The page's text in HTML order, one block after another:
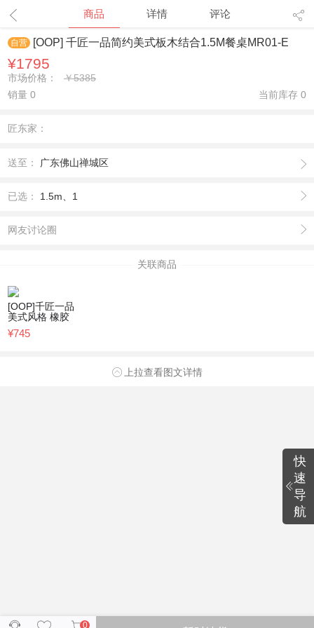
商品 详情 评论
自营 [OOP] 千匠一品简约美式板木结合1.5M餐桌MR01-E
¥1795
市场价格：
￥5385
销量 0
当前库存 0
匠东家：
送至： 广东佛山禅城区
已选： 1.5m、1
网友讨论圈
关联商品
[OOP]千匠一品
美式风格 橡胶
木餐椅903-E
¥745
上拉查看图文详情
0
快
速
导
航